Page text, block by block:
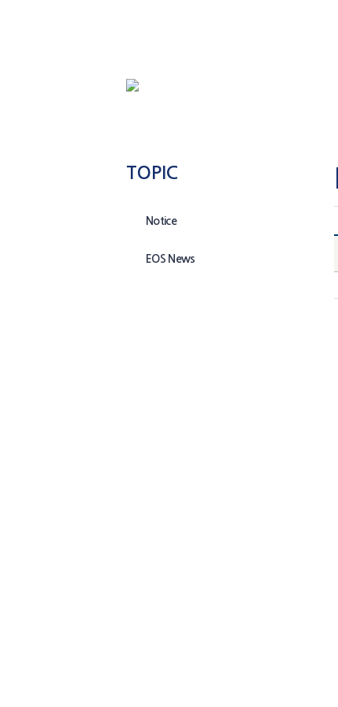
TOPIC
Notice
EOS News